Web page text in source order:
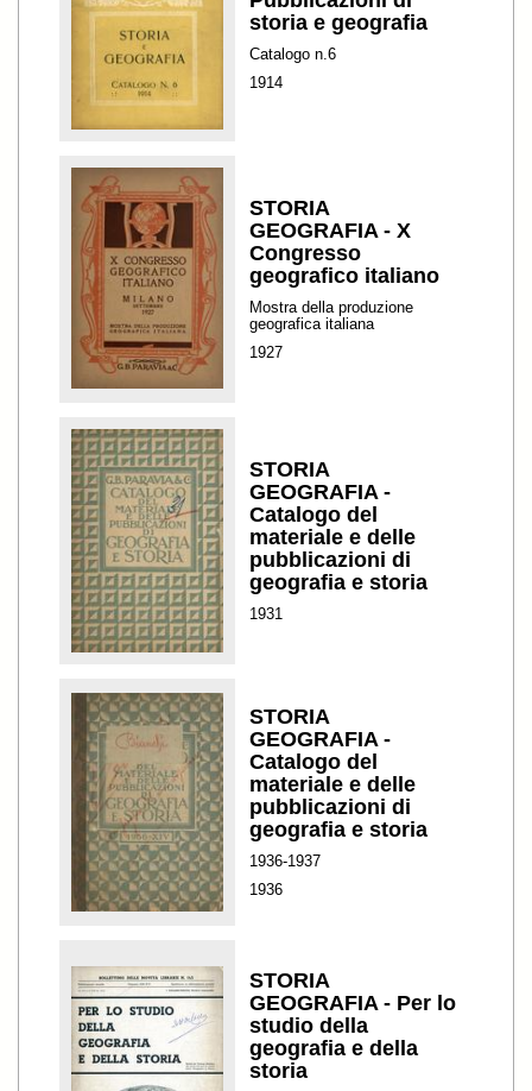
storia e geografia
Catalogo n.6
1914
STORIA
GEOGRAFIA - X
Congresso
geografico italiano
Mostra della produzione
geografica italiana
1927
STORIA
GEOGRAFIA -
Catalogo del
materiale e delle
pubblicazioni di
geografia e storia
1931
STORIA
GEOGRAFIA -
Catalogo del
materiale e delle
pubblicazioni di
geografia e storia
1936-1937
1936
STORIA
GEOGRAFIA - Per lo
studio della
geografia e della
storia